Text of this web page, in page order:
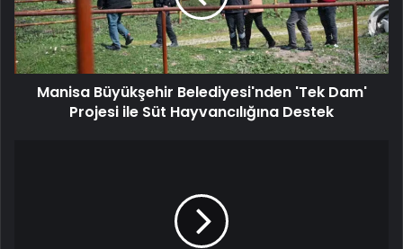
Projesi
ile
Süt
Hayvancılığına
DestekManisa Büyükşehir Belediyesi'nden 'Tek Dam'
Projesi ile Süt Hayvancılığına Destek